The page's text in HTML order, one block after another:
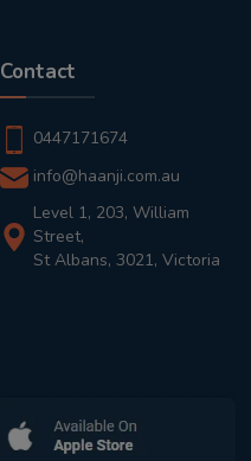
Contact
0447171674
info@haanji.com.au
Level 1, 203, William
Street,
St Albans, 3021, Victoria